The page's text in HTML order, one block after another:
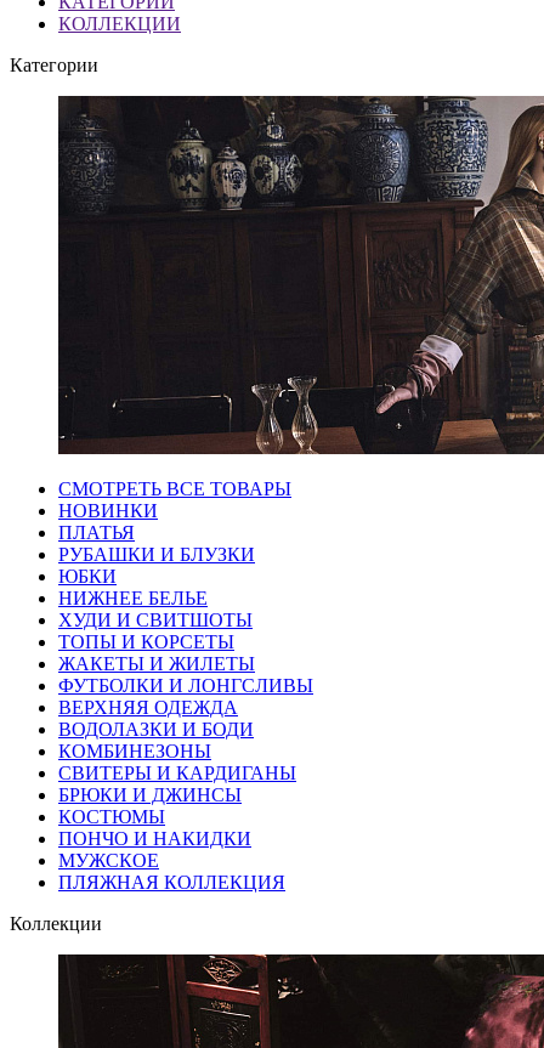
КОЛЛЕКЦИИ
Категории
СМОТРЕТЬ ВСЕ ТОВАРЫ
НОВИНКИ
ПЛАТЬЯ
РУБАШКИ И БЛУЗКИ
ЮБКИ
НИЖНЕЕ БЕЛЬЕ
ХУДИ И СВИТШОТЫ
ТОПЫ И КОРСЕТЫ
ЖАКЕТЫ И ЖИЛЕТЫ
ФУТБОЛКИ И ЛОНГСЛИВЫ
ВЕРХНЯЯ ОДЕЖДА
ВОДОЛАЗКИ И БОДИ
КОМБИНЕЗОНЫ
СВИТЕРЫ И КАРДИГАНЫ
БРЮКИ И ДЖИНСЫ
КОСТЮМЫ
ПОНЧО И НАКИДКИ
МУЖСКОЕ
ПЛЯЖНАЯ КОЛЛЕКЦИЯ
Коллекции